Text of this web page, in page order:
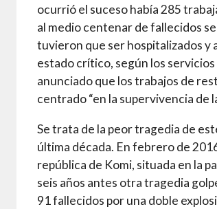
ocurrió el suceso había 285
al medio centenar de fallecidos
tuvieron que ser hospitalizados y
estado crítico, según los
anunciado que los trabajos de
centrado “en la supervivencia de
Se trata de la peor tragedia de
última década. En febrero de
república de Komi, situada en la
seis años antes otra tragedia
91 fallecidos por una doble